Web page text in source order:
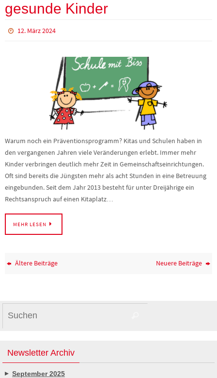
gesunde Kinder
12. März 2024
Warum noch ein Präventionsprogramm? Kitas und Schulen haben in
den vergangenen Jahren viele Veränderungen erlebt. Immer mehr
Kinder verbringen deutlich mehr Zeit in Gemeinschaftseinrichtungen.
Oft sind bereits die Jüngsten mehr als acht Stunden in eine Betreuung
eingebunden. Seit dem Jahr 2013 besteht für unter Dreijährige ein
Rechtsanspruch auf einen Kitaplatz…
MEHR LESEN
Ältere Beiträge Neuere Beiträge
Newsletter Archiv
September 2025